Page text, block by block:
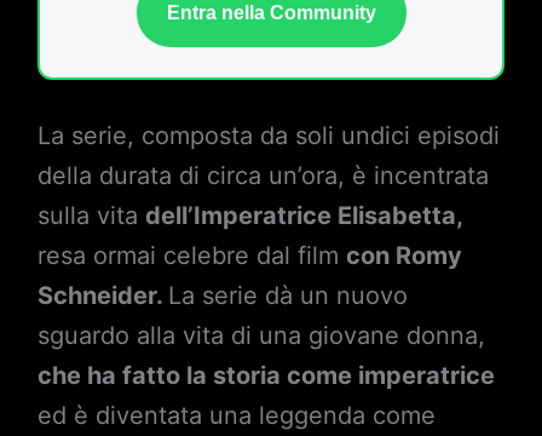
Entra nella Community
La serie, composta da soli undici episodi
della durata di circa un’ora, è incentrata
sulla vita dell’Imperatrice Elisabetta,
resa ormai celebre dal film con Romy
Schneider. La serie dà un nuovo
sguardo alla vita di una giovane donna,
che ha fatto la storia come imperatrice
ed è diventata una leggenda come